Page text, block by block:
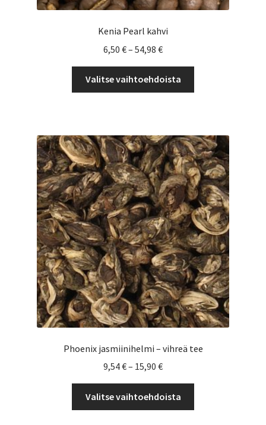
Kenia Pearl kahvi
6,50 €– 54,98 €Hintaluokka:
-
54,98 €
Valitse vaihtoehdoista
Voit
tehdä
valinnat
tuotteen
sivulla.
Phoenix jasmiinihelmi – vihreä tee
9,54€– 15,90 €Hintaluokka:
9,54 €
-
15,90 €
Valitse vaihtoehdoista